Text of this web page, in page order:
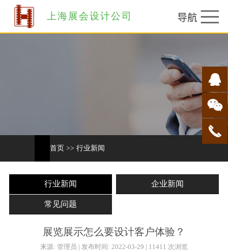
上海展会设计公司
首页 >> 行业新闻
行业新闻 企业新闻
常见问题
展览展示怎么要设计客户体验？
来源: 管理员 | 发布时间: 2022-03-29 | 11411 次浏览